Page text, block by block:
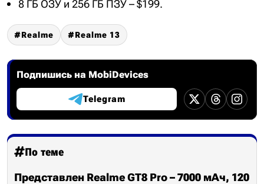
8 ГБ ОЗУ и 256 ГБ ПЗУ – $199.
Realme Realme 13
Подпишись на MobiDevices
Telegram
По теме
Представлен Realme GT8 Pro – 7000 мАч, 120